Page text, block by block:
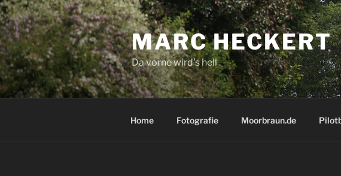
Zum
Inhalt
springen
MARC HECKERT
Da vorne wird's hell
Home Fotografie Moorbraun.de